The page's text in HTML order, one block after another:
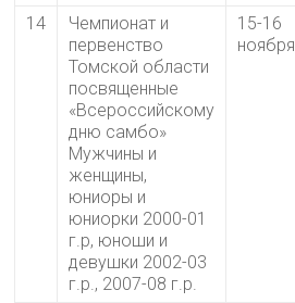
14
Чемпионат и
первенство
Томской области
посвященные
«Всероссийскому
дню самбо»
Мужчины и
женщины,
юниоры и
юниорки 2000-01
г.р, юноши и
девушки 2002-03
г.р., 2007-08 г.р.
15-16
ноября